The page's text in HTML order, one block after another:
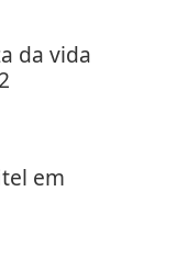
da vida
em